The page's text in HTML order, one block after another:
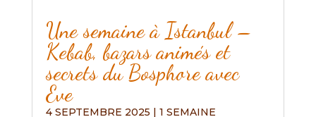
Une semaine à Istanbul –
Kebab, bazars animés et
secrets du Bosphore avec
Eve
4 SEPTEMBRE 2025 | 1 SEMAINE